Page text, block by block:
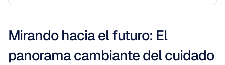
Mirando hacia el futuro: El
panorama cambiante del cuidado